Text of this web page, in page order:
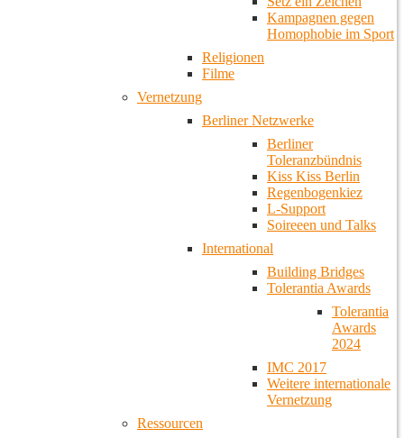
Kampagnen gegen
Homophobie im Sport
Religionen
Filme
Vernetzung
Berliner Netzwerke
Berliner
Toleranzbündnis
Kiss Kiss Berlin
Regenbogenkiez
L-Support
Soireeen und Talks
International
Building Bridges
Tolerantia Awards
Tolerantia
Awards
2024
IMC 2017
Weitere internationale
Vernetzung
Ressourcen